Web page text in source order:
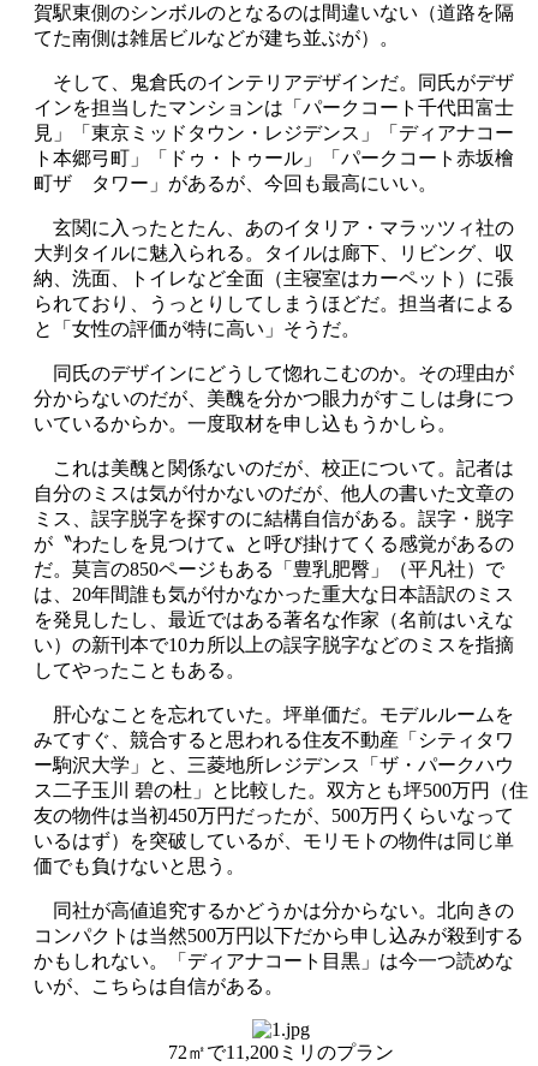
賀駅東側のシンボルのとなるのは間違いない（道路を隔
てた南側は雑居ビルなどが建ち並ぶが）。
そして、鬼倉氏のインテリアデザインだ。同氏がデザ
インを担当したマンションは「パークコート千代田富士
見」「東京ミッドタウン・レジデンス」「ディアナコー
ト本郷弓町」「ドゥ・トゥール」「パークコート赤坂檜
町ザ タワー」があるが、今回も最高にいい。
玄関に入ったとたん、あのイタリア・マラッツィ社の
大判タイルに魅入られる。タイルは廊下、リビング、収
納、洗面、トイレなど全面（主寝室はカーペット）に張
られており、うっとりしてしまうほどだ。担当者による
と「女性の評価が特に高い」そうだ。
同氏のデザインにどうして惚れこむのか。その理由が
分からないのだが、美醜を分かつ眼力がすこしは身につ
いているからか。一度取材を申し込もうかしら。
これは美醜と関係ないのだが、校正について。記者は
自分のミスは気が付かないのだが、他人の書いた文章の
ミス、誤字脱字を探すのに結構自信がある。誤字・脱字
が〝わたしを見つけて〟と呼び掛けてくる感覚があるの
だ。莫言の850ページもある「豊乳肥臀」（平凡社）で
は、20年間誰も気が付かなかった重大な日本語訳のミス
を発見したし、最近ではある著名な作家（名前はいえな
い）の新刊本で10カ所以上の誤字脱字などのミスを指摘
してやったこともある。
肝心なことを忘れていた。坪単価だ。モデルルームを
みてすぐ、競合すると思われる住友不動産「シティタワ
ー駒沢大学」と、三菱地所レジデンス「ザ・パークハウ
ス二子玉川 碧の杜」と比較した。双方とも坪500万円（住
友の物件は当初450万円だったが、500万円くらいなって
いるはず）を突破しているが、モリモトの物件は同じ単
価でも負けないと思う。
同社が高値追究するかどうかは分からない。北向きの
コンパクトは当然500万円以下だから申し込みが殺到する
かもしれない。「ディアナコート目黒」は今一つ読めな
いが、こちらは自信がある。
72㎡で11,200ミリのプラン